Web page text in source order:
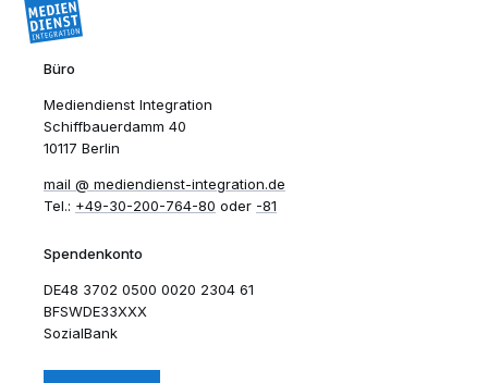
Büro
Mediendienst Integration
Schiffbauerdamm 40
10117 Berlin
mail​
mediendienst-integration.de
Tel.: +49-30-200-764-80 oder -81
Spendenkonto
DE48 3702 0500 0020 2304 61
BFSWDE33XXX
SozialBank